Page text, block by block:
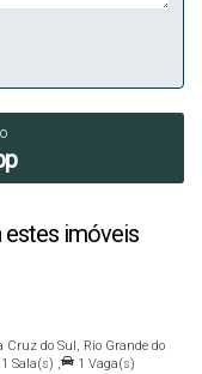
estes imóveis
Cruz do Sul, Rio Grande do
1 Sala(s) , 1 Vaga(s)